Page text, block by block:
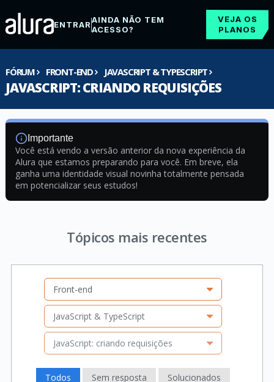
ENTRARAINDA NÃO TEM
ACESSO?
VEJA OS
PLANOS
FÓRUM FRONT-END JAVASCRIPT & TYPESCRIPT
JAVASCRIPT: CRIANDO REQUISIÇÕES
Importante
Você está vendo a versão anterior da nova experiência da
Alura que estamos preparando para você. Em breve, ela
ganha uma identidade visual novinha totalmente pensada
em potencializar seus estudos!
Tópicos mais recentes
Front-end
JavaScript & TypeScript
JavaScript: criando requisições
Todos Sem resposta Solucionados